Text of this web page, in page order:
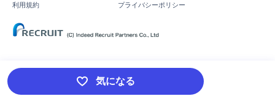
気になる
利用規約
プライバシーポリシー